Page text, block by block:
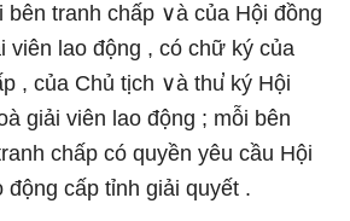
bên tranh chấp ∨à của Hội đồng
viên lao động , có chữ ký của
, của Chủ tịch ∨à thu̕ ký Hội
giải viên lao động ; mỗi bên
chấp có quyền yêu cầu Hội
động cấp tỉnh giải quyết .